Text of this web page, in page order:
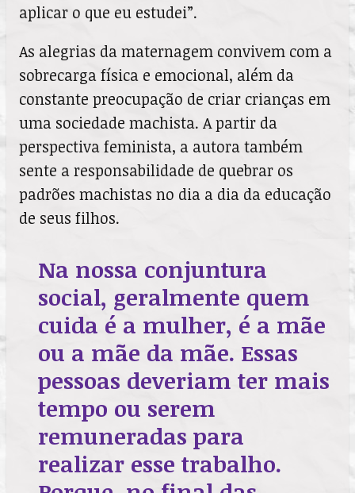
aplicar o que eu estudei”.
As alegrias da maternagem convivem com a
sobrecarga física e emocional, além da
constante preocupação de criar crianças em
uma sociedade machista. A partir da
perspectiva feminista, a autora também
sente a responsabilidade de quebrar os
padrões machistas no dia a dia da educação
de seus filhos.
Na nossa conjuntura
social, geralmente quem
cuida é a mulher, é a mãe
ou a mãe da mãe. Essas
pessoas deveriam ter mais
tempo ou serem
remuneradas para
realizar esse trabalho.